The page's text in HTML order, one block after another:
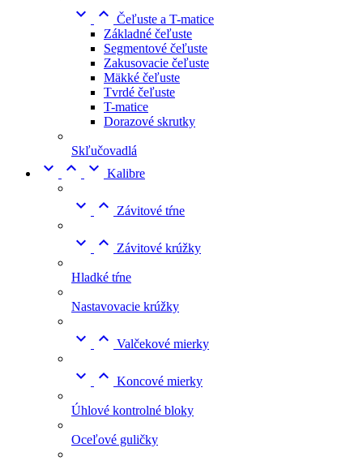
  Čeľuste a T-matice
Základné čeľuste
Segmentové čeľuste
Zakusovacie čeľuste
Mäkké čeľuste
Tvrdé čeľuste
T-matice
Dorazové skrutky
Skľučovadlá
   Kalibre
  Závitové tŕne
  Závitové krúžky
Hladké tŕne
Nastavovacie krúžky
  Valčekové mierky
  Koncové mierky
Úhlové kontrolné bloky
Oceľové guličky